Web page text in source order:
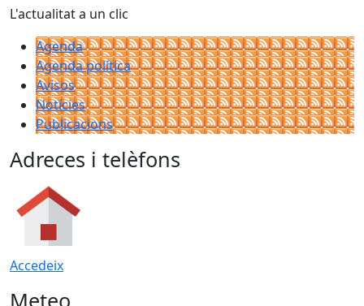
L'actualitat a un clic
Agenda
Agenda política
Avisos
Notícies
Publicacions
Adreces i telèfons
Accedeix
Meteo